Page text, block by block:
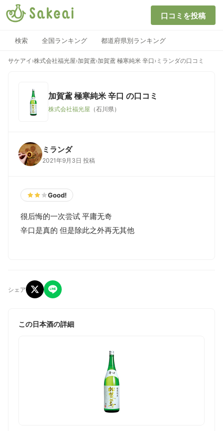
口コミを投稿
検索 全国ランキング 都道府県別ランキング
サケアイ ›株式会社福光屋›加賀鳶›加賀鳶 極寒純米 辛口 › ミランダの口コミ
加賀鳶 極寒純米 辛口 の口コミ
株式会社福光屋 （石川県）
ミランダ
2021年9月3日 投稿
Good!
很后悔的一次尝试 平庸无奇
辛口是真的 但是除此之外再无其他
シェア
この日本酒の詳細